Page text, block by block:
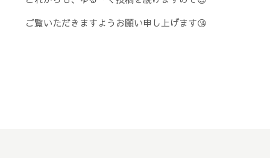
ご覧いただきますようお願い申し上げます😘